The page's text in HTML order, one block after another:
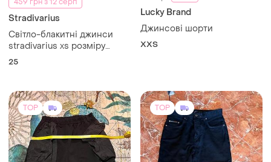
459 грн з 12 серп
Stradivarius
Світло-блакитні джинси
палаццо широкі рвані на
450 грн -7%
Lucky Brand
TOP TOP